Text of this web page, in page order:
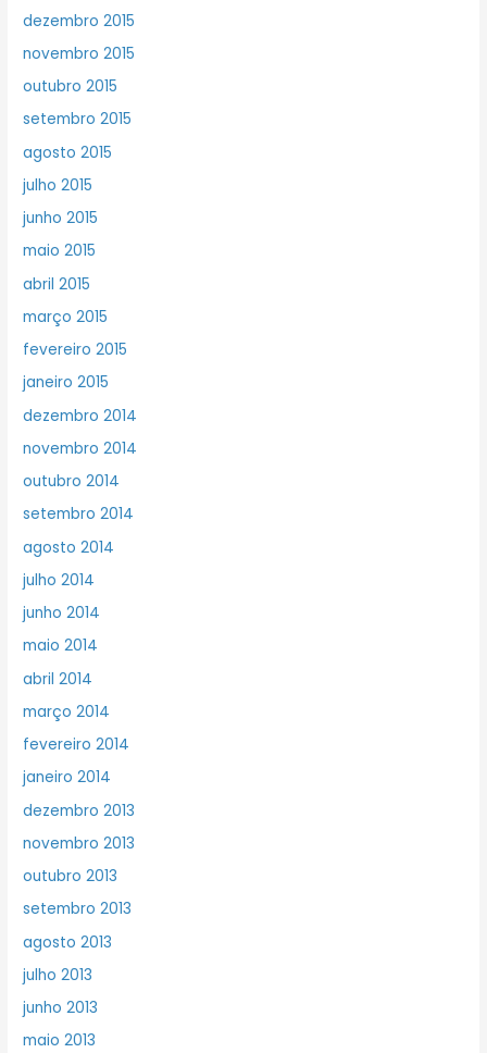
dezembro 2015
novembro 2015
outubro 2015
setembro 2015
agosto 2015
julho 2015
junho 2015
maio 2015
abril 2015
março 2015
fevereiro 2015
janeiro 2015
dezembro 2014
novembro 2014
outubro 2014
setembro 2014
agosto 2014
julho 2014
junho 2014
maio 2014
abril 2014
março 2014
fevereiro 2014
janeiro 2014
dezembro 2013
novembro 2013
outubro 2013
setembro 2013
agosto 2013
julho 2013
junho 2013
maio 2013